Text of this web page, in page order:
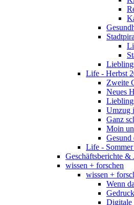
Life - Herbst
Zweite
Neues
Umzug
Ganz
Moin
Gesund
Life -
Geschäftsberichte &
wissen + forschen
wissen +
Wenn